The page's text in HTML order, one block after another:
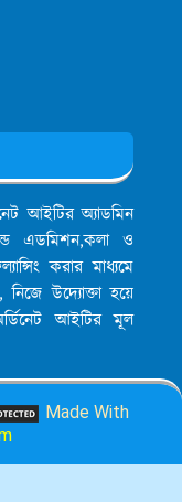
আইটির অ্যাডমিন
এডমিশন,কলা ও
করার মাধ্যমে
উদ্যোক্তা হয়ে
আইটির মূল
Made With